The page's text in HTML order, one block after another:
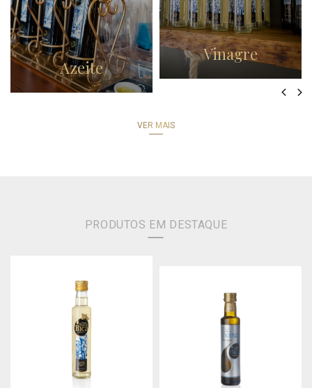
Previous
Azeite
Vinagre
VER MAIS
PRODUTOS EM DESTAQUE